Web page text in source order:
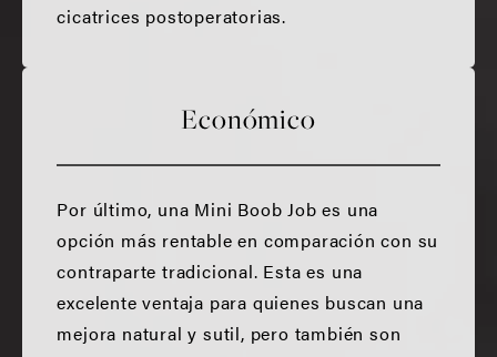
cicatrices postoperatorias.
Económico
Por último, una Mini Boob Job es una
opción más rentable en comparación con su
contraparte tradicional. Esta es una
excelente ventaja para quienes buscan una
mejora natural y sutil, pero también son